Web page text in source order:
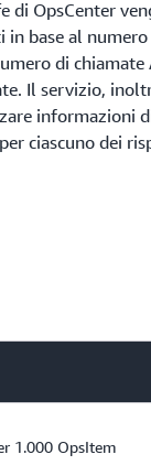
di OpsCenter
in base al
di chiamate
Il servizio,
informazioni
ciascuno dei
1.000 OpsItem